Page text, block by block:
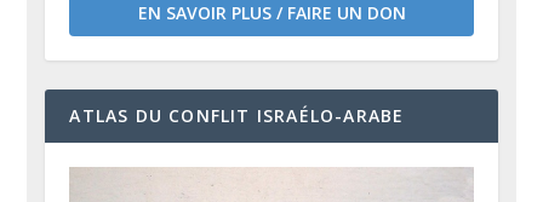
EN SAVOIR PLUS / FAIRE UN DON
ATLAS DU CONFLIT ISRAÉLO-ARABE